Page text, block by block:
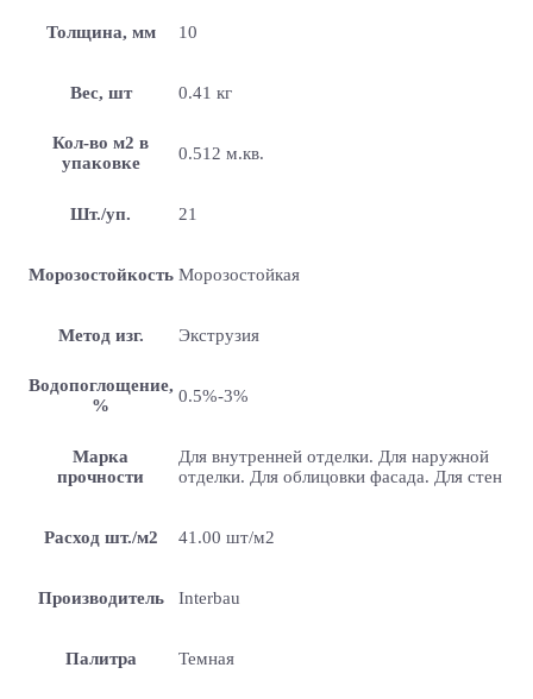
Толщина, мм 10
Вес, шт 0.41 кг
Кол-во м2 в
упаковке
0.512 м.кв.
Шт./уп. 21
Морозостойкость Морозостойкая
Метод изг. Экструзия
Водопоглощение,
%
0.5%-3%
Марка
прочности
Для внутренней отделки. Для наружной
отделки. Для облицовки фасада. Для стен
Расход шт./м2 41.00 шт/м2
Производитель Interbau
Палитра Темная